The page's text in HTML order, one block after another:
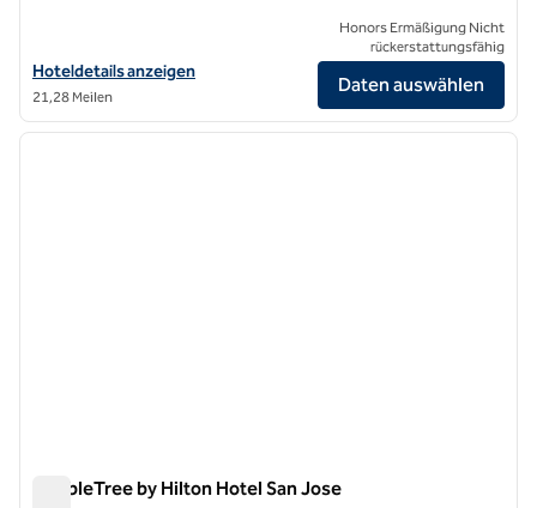
Hoteldetails für das Hilton Garden Inn San Jose Airport anzeigen
Hoteldetails anzeigen
21,28 Meilen
Honors Ermäßigung Nicht
rückerstattungsfähig
Daten auswählen
1/12
1 von 12
DoubleTree by Hilton Hotel San Jose